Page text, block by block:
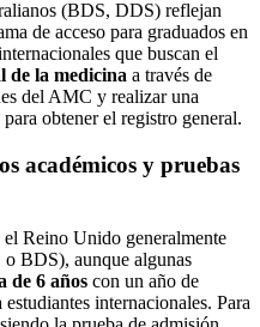
(BDS, DDS) reflejan
de acceso para graduados en
que buscan el
de la medicina a través de
del AMC y realizar una
para obtener el registro general.
académicos y pruebas
Reino Unido generalmente
BDS), aunque algunas
de 6 años con un año de
internacionales. Para